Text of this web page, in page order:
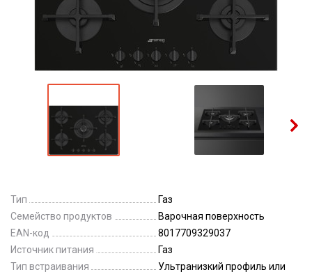
Тип
Газ
Семейство продуктов
Варочная поверхность
EAN-код
8017709329037
Источник питания
Газ
Тип встраивания
Ультранизкий профиль или